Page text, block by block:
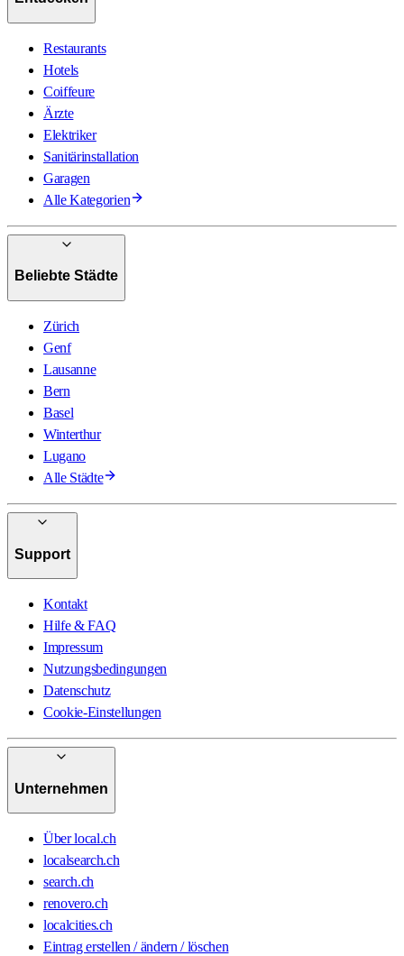
Restaurants
Hotels
Coiffeure
Ärzte
Elektriker
Sanitärinstallation
Garagen
Alle Kategorien
Beliebte Städte
Zürich
Genf
Lausanne
Bern
Basel
Winterthur
Lugano
Alle Städte
Support
Kontakt
Hilfe & FAQ
Impressum
Nutzungsbedingungen
Datenschutz
Cookie-Einstellungen
Unternehmen
Über local.ch
localsearch.ch
search.ch
renovero.ch
localcities.ch
Eintrag erstellen / ändern / löschen